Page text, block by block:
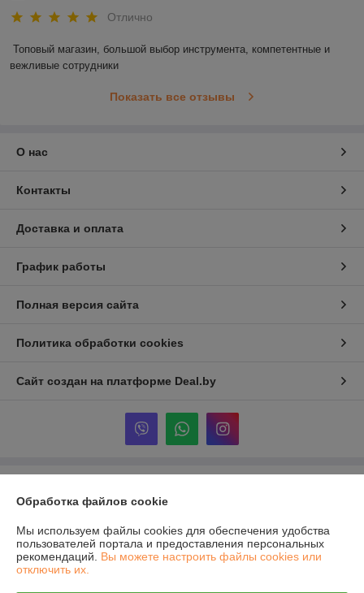
Отлично
Топовый магазин, большой выбор инструмента, компетентные и
вежливые сотрудники
Показать все отзывы
О нас
Контакты
Доставка и оплата
График работы
Полная версия сайта
Политика обработки cookies
Сайт создан на платформе Deal.by
г. Витебск, ул. Ленина, 19
Регистрационный номер ЕГР: 392022024
Обработка файлов cookie
Мы используем файлы cookies для обеспечения удобства
пользователей портала и предоставления персональных
рекомендаций. Вы можете настроить файлы cookies или
отключить их.